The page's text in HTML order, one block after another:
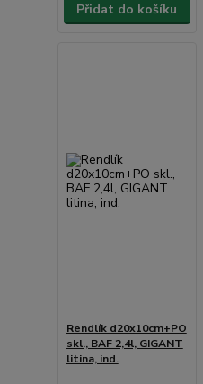
Přidat do košíku
Rendlík d20x10cm+PO
skl., BAF 2,4l, GIGANT
litina, ind.